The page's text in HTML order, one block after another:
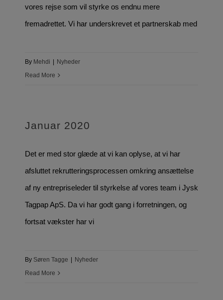
vores rejse som vil styrke os endnu mere
fremadrettet. Vi har underskrevet et partnerskab med
By Mehdi
Nyheder
Read More
Januar 2020
Det er med stor glæde at vi kan oplyse, at vi har
afsluttet rekrutteringsprocessen omkring ansættelse
af ny entrepriseleder til styrkelse af vores team i Jysk
Tagpap ApS. Da vi har godt gang i forretningen, og
fortsat vækster har vi
By Søren Tagge
Nyheder
Read More